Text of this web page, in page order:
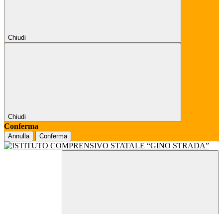
Chiudi
Chiudi
Conferma
Annulla Conferma